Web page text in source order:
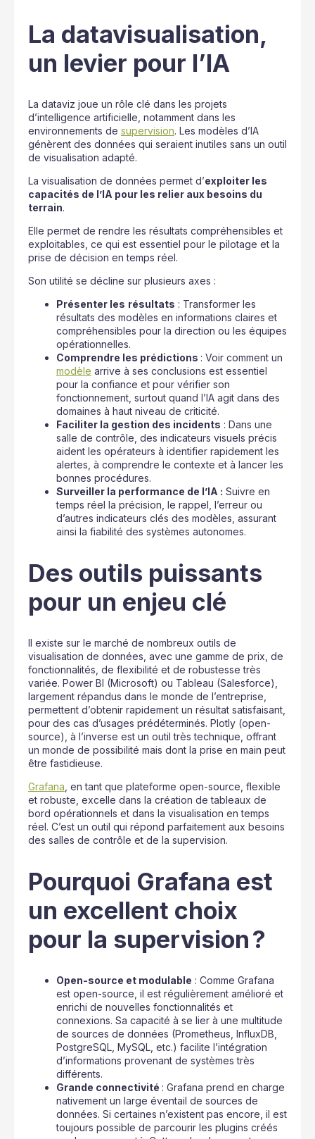
La datavisualisation,
un levier pour l’IA
La dataviz joue un rôle clé dans les projets
d’intelligence artificielle, notamment dans les
environnements de supervision. Les modèles d’IA
génèrent des données qui seraient inutiles sans un outil
de visualisation adapté.
La visualisation de données permet d’exploiter les
capacités de l’IA pour les relier aux besoins du
terrain.
Elle permet de rendre les résultats compréhensibles et
exploitables, ce qui est essentiel pour le pilotage et la
prise de décision en temps réel.
Son utilité se décline sur plusieurs axes :
Présenter les résultats : Transformer les
résultats des modèles en informations claires et
compréhensibles pour la direction ou les équipes
opérationnelles.
Comprendre les prédictions : Voir comment un
modèle arrive à ses conclusions est essentiel
pour la confiance et pour vérifier son
fonctionnement, surtout quand l’IA agit dans des
domaines à haut niveau de criticité.
Faciliter la gestion des incidents : Dans une
salle de contrôle, des indicateurs visuels précis
aident les opérateurs à identifier rapidement les
alertes, à comprendre le contexte et à lancer les
bonnes procédures.
Surveiller la performance de l’IA : Suivre en
temps réel la précision, le rappel, l’erreur ou
d’autres indicateurs clés des modèles, assurant
ainsi la fiabilité des systèmes autonomes.
Des outils puissants
pour un enjeu clé
Il existe sur le marché de nombreux outils de
visualisation de données, avec une gamme de prix, de
fonctionnalités, de flexibilité et de robustesse très
variée. Power BI (Microsoft) ou Tableau (Salesforce),
largement répandus dans le monde de l’entreprise,
permettent d’obtenir rapidement un résultat satisfaisant,
pour des cas d’usages prédéterminés. Plotly (open-
source), à l’inverse est un outil très technique, offrant
un monde de possibilité mais dont la prise en main peut
être fastidieuse.
Grafana , en tant que plateforme open-source, flexible
et robuste, excelle dans la création de tableaux de
bord opérationnels et dans la visualisation en temps
réel. C’est un outil qui répond parfaitement aux besoins
des salles de contrôle et de la supervision.
Pourquoi Grafana est
un excellent choix
pour la supervision ?
Open-source et modulable : Comme Grafana
est open-source, il est régulièrement amélioré et
enrichi de nouvelles fonctionnalités et
connexions. Sa capacité à se lier à une multitude
de sources de données (Prometheus, InfluxDB,
PostgreSQL, MySQL, etc.) facilite l’intégration
d’informations provenant de systèmes très
différents.
Grande connectivité : Grafana prend en charge
nativement un large éventail de sources de
données. Si certaines n’existent pas encore, il est
toujours possible de parcourir les plugins créés